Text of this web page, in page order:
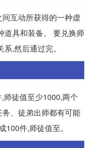
互动所获得的一种虚
道具和装备。 要兑换师
,然后通过完。
师徒值至少1000,两个
、徒弟出师都有可能
件,师徒值至。